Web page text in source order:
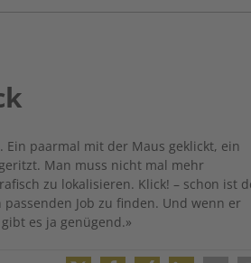
paarmal mit der Maus geklickt, ein
Man muss nicht mal mehr
zu lokalisieren. Klick! – schon ist
Job zu finden. Und wenn er
es ja genügend.»